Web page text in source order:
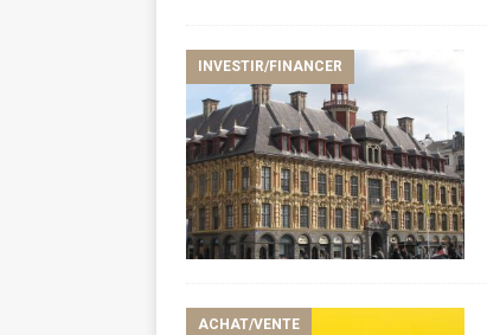
INVESTIR/FINANCER
ACHAT/VENTE